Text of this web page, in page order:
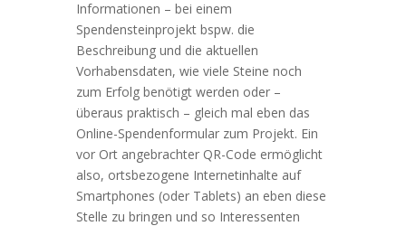
Informationen – bei einem
Spendensteinprojekt bspw. die
Beschreibung und die aktuellen
Vorhabensdaten, wie viele Steine noch
zum Erfolg benötigt werden oder –
überaus praktisch – gleich mal eben das
Online-Spendenformular zum Projekt. Ein
vor Ort angebrachter QR-Code ermöglicht
also, ortsbezogene Internetinhalte auf
Smartphones (oder Tablets) an eben diese
Stelle zu bringen und so Interessenten